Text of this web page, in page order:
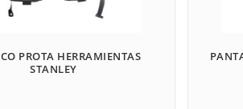
PROTA HERRAMIENTAS
STANLEY